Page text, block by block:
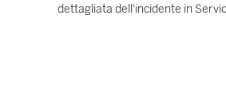
dettagliata dell'incidente in